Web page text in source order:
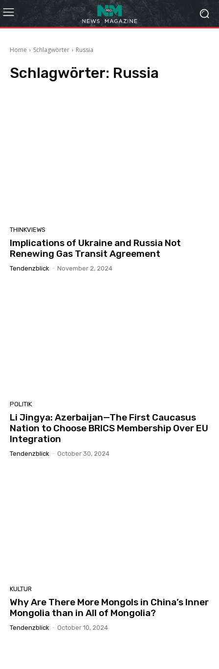
Home Schlagwörter Russia
Schlagwörter: Russia
THINKVIEWS
Implications of Ukraine and Russia Not
Renewing Gas Transit Agreement
Tendenzblick - November 2, 2024
POLITIK
Li Jingya: Azerbaijan—The First Caucasus
Nation to Choose BRICS Membership Over EU
Integration
Tendenzblick - October 30, 2024
KULTUR
Why Are There More Mongols in China’s Inner
Mongolia than in All of Mongolia?
Tendenzblick - October 10, 2024